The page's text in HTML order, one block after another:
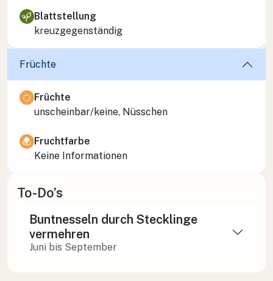
Blattstellung
kreuzgegenständig
Früchte
Früchte
unscheinbar/keine, Nüsschen
Fruchtfarbe
Keine Informationen
To-Do’s
Buntnesseln durch Stecklinge
vermehren
Juni bis September